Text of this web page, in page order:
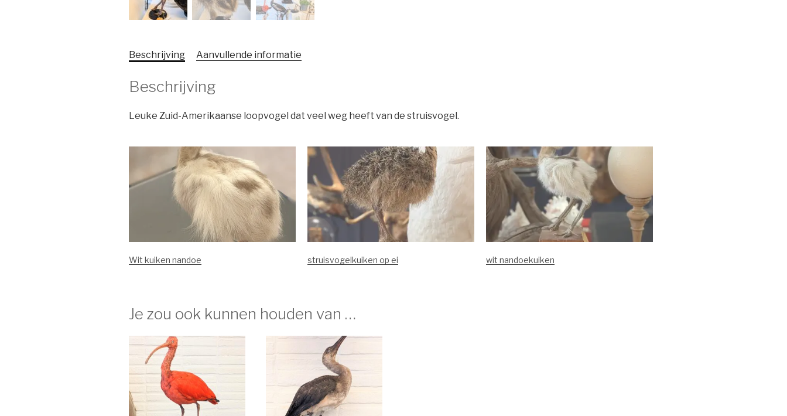
Beschrijving Aanvullende informatie
Beschrijving
Leuke Zuid-Amerikaanse loopvogel dat veel weg heeft van de struisvogel.
Wit kuiken nandoe struisvogelkuiken op ei wit nandoekuiken
Je zou ook kunnen houden van …